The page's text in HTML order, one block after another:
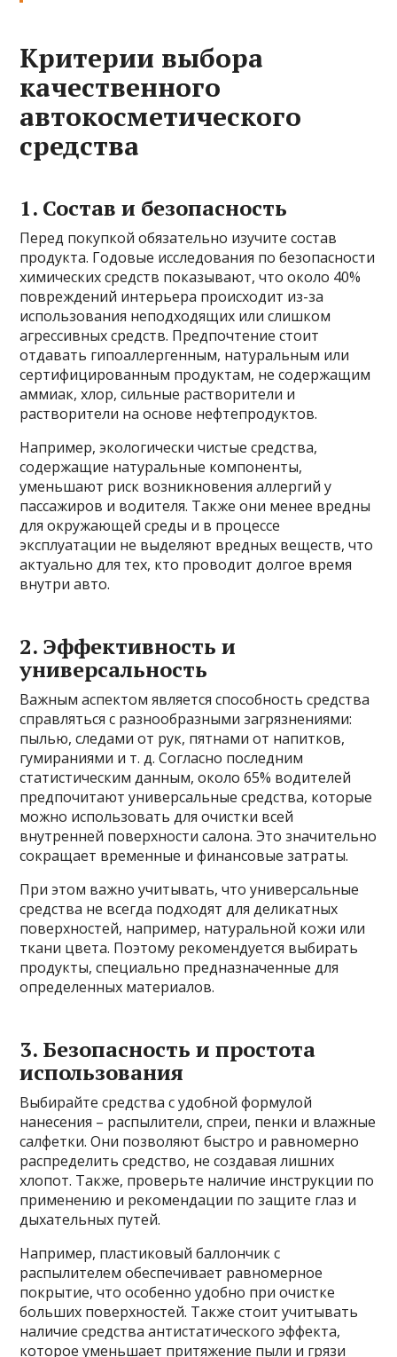
Критерии выбора
качественного
автокосметического
средства
1. Состав и безопасность
Перед покупкой обязательно изучите состав
продукта. Годовые исследования по безопасности
химических средств показывают, что около 40%
повреждений интерьера происходит из-за
использования неподходящих или слишком
агрессивных средств. Предпочтение стоит
отдавать гипоаллергенным, натуральным или
сертифицированным продуктам, не содержащим
аммиак, хлор, сильные растворители и
растворители на основе нефтепродуктов.
Например, экологически чистые средства,
содержащие натуральные компоненты,
уменьшают риск возникновения аллергий у
пассажиров и водителя. Также они менее вредны
для окружающей среды и в процессе
эксплуатации не выделяют вредных веществ, что
актуально для тех, кто проводит долгое время
внутри авто.
2. Эффективность и
универсальность
Важным аспектом является способность средства
справляться с разнообразными загрязнениями:
пылью, следами от рук, пятнами от напитков,
гумираниями и т. д. Согласно последним
статистическим данным, около 65% водителей
предпочитают универсальные средства, которые
можно использовать для очистки всей
внутренней поверхности салона. Это значительно
сокращает временные и финансовые затраты.
При этом важно учитывать, что универсальные
средства не всегда подходят для деликатных
поверхностей, например, натуральной кожи или
ткани цвета. Поэтому рекомендуется выбирать
продукты, специально предназначенные для
определенных материалов.
3. Безопасность и простота
использования
Выбирайте средства с удобной формулой
нанесения – распылители, спреи, пенки и влажные
салфетки. Они позволяют быстро и равномерно
распределить средство, не создавая лишних
хлопот. Также, проверьте наличие инструкции по
применению и рекомендации по защите глаз и
дыхательных путей.
Например, пластиковый баллончик с
распылителем обеспечивает равномерное
покрытие, что особенно удобно при очистке
больших поверхностей. Также стоит учитывать
наличие средства антистатического эффекта,
которое уменьшает притяжение пыли и грязи